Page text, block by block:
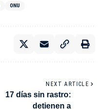
ONU
NEXT ARTICLE
17 días sin rastro:
detienen a